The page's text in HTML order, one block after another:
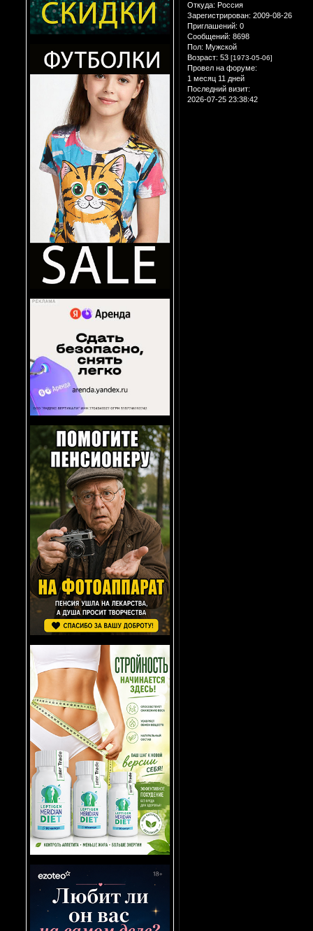
Откуда: Россия
Зарегистрирован: 2009-08-26
Приглашений: 0
Сообщений: 8698
Пол: Мужской
Возраст: 53 [1973-05-06]
Провел на форуме:
1 месяц 11 дней
Последний визит:
2026-07-25 23:38:42